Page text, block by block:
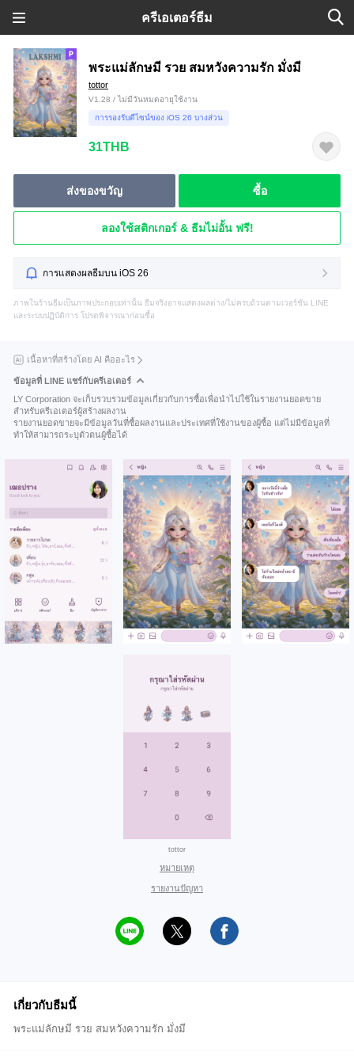
ครีเอเตอร์ธีม
พระแม่ลักษมี รวย สมหวังความรัก มั่งมี
tottor
V1.28 / ไม่มีวันหมดอายุใช้งาน
การรองรับดีไซน์ของ iOS 26 บางส่วน
31THB
ส่งของขวัญ ซื้อ
ลองใช้สติกเกอร์ & ธีมไม่อั้น ฟรี!
การแสดงผลธีมบน iOS 26
ภาพในร้านธีมเป็นภาพประกอบเท่านั้น ธีมจริงอาจแสดงผลต่าง/ไม่ครบถ้วนตามเวอร์ชัน LINE
และระบบปฏิบัติการ โปรดพิจารณาก่อนซื้อ
เนื้อหาที่สร้างโดย AI คืออะไร
ข้อมูลที่ LINE แชร์กับครีเอเตอร์
LY Corporation จะเก็บรวบรวมข้อมูลเกี่ยวกับการซื้อเพื่อนำไปใช้ในรายงานยอดขาย
สำหรับครีเอเตอร์ผู้สร้างผลงาน
รายงานยอดขายจะมีข้อมูลวันที่ซื้อผลงานและประเทศที่ใช้งานของผู้ซื้อ แต่ไม่มีข้อมูลที่
ทำให้สามารถระบุตัวตนผู้ซื้อได้
tottor
หมายเหตุ
รายงานปัญหา
เกี่ยวกับธีมนี้
พระแม่ลักษมี รวย สมหวังความรัก มั่งมี